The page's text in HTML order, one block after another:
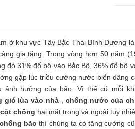
ở khu vực Tây Bắc Thái Bình Dương
gia tăng. Trong vòng hơn 50 năm
đó 31% đổ bộ vào Bắc Bộ, 36% đổ bộ
gặp lúc triều cường nước biển dâng
ảnh hưởng của bão. Vì thế cứ mỗi
gió lùa vào nhà, chống nước của
cột chống hai mặt trong và ngoài tuy
chống bão thì chúng ta có tăng cường